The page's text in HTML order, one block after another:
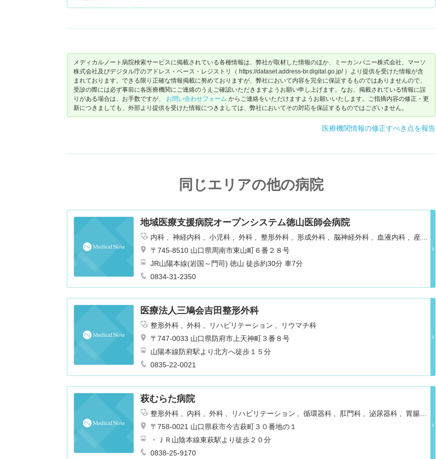
っています。眼科もあるようで年寄りには助かってます。
メディカルノート病院検索サービスに掲載されている各種情報は、弊社が取材した情報のほか、ミーカンパニー株式会社、マーソ
株式会社及びデジタル庁のアドレス・ベース・レジストリ（ https://dataset.address-br.digital.go.jp/ ）より提供を受けた情報が含
まれております。できる限り正確な情報掲載に努めておりますが、弊社において内容を完全に保証するものではありませんので、
受診の際には必ず事前に各医療機関にご連絡のうえご確認いただきますようお願い申し上げます。なお、掲載されている情報に誤
りがある場合は、お手数ですが、 お問い合わせフォーム からご連絡をいただけますようお願いいたします。ご指摘内容の修正・更
新につきましても、外部より提供を受けた情報につきましては、弊社においてその対応を保証するものではございません。
医療機関情報の修正すべき点を報告
同じエリアの他の病院
地域医療支援病院オープンシステム徳山医師会病院
内科 神経内科 小児科 外科 整形外科 形成外科 脳神経外科 血液内科
産婦
人科
眼科 耳鼻咽喉科 麻酔科 皮膚科
チ科
放射線科 臨床検査・病理診断 呼吸器内科
環器科
〒745-8510 山口県周南市東山町６番２８号
JR山陽本線(岩国～門司) 徳山 徒歩約30分 車7分
0834-31-2350
医療法人三鳩会吉田整形外科
整形外科 外科 リハビリテーション
リウマチ科
〒747-0033 山口県防府市上天神町３番８号
山陽本線防府駅より北方へ徒歩１５分
0835-22-0021
萩むらた病院
整形外科 内科 外科 リハビリテーション 循環器科 肛門科 泌尿器科
胃腸科
眼科
消化器科 リウマチ科
〒758-0021 山口県萩市今古萩町３０番地の１
・ＪＲ山陰本線東萩駅より徒歩２０分
0838-25-9170